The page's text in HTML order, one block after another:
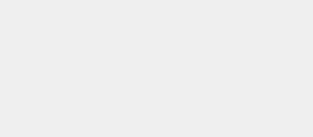
ズ絶賛販売受付中
曜スタジオ出演決定
会した結果･･･【激レアさんを連れてきた。】